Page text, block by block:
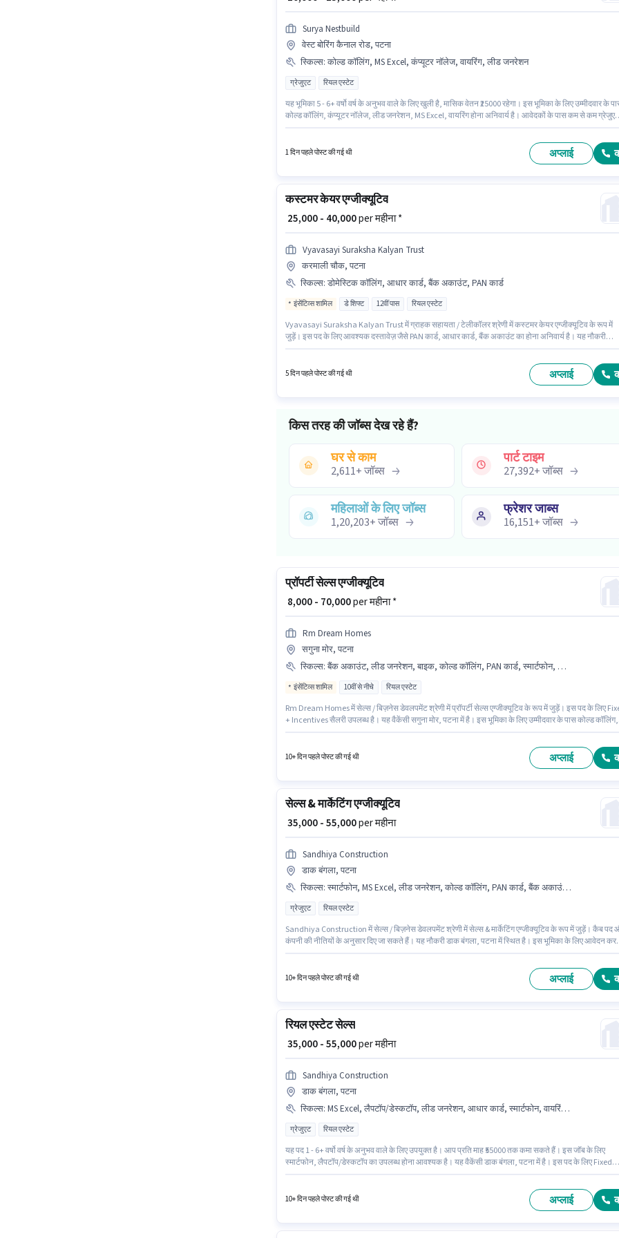
Surya Nestbuild
वेस्ट बोरिंग कैनाल रोड, पटना
स्किल्स: कोल्ड कॉलिंग, MS Excel, कंप्यूटर नॉलेज, वायरिंग, लीड जनरेशन
ग्रेजुएट रियल एस्टेट
यह भूमिका 5 - 6+ वर्षो वर्ष के अनुभव वाले के लिए खुली है, मासिक वेतन ₹25000 रहेगा। इस भूमिका के लिए उम्मीदवार के
कोल्ड कॉलिंग, कंप्यूटर नॉलेज, लीड जनरेशन, MS Excel, वायरिंग होना अनिवार्य है। आवेदकों के पास कम से कम ग्रेजुएट
1 दिन पहले पोस्ट की गई थी अप्लाई
कस्टमर केयर एग्जीक्यूटिव
₹ 25,000 - 40,000per महीना *
Vyavasayi Suraksha Kalyan Trust
करमाली चौक, पटना
स्किल्स: डोमेस्टिक कॉलिंग, आधार कार्ड, बैंक अकाउंट, PAN कार्ड
इंसेंटिव्स शामिल डे शिफ्ट 12वीं पास रियल एस्टेट
Vyavasayi Suraksha Kalyan Trust में ग्राहक सहायता / टेलीकॉलर श्रेणी में कस्टमर केयर एग्जीक्यूटिव के रूप में
जुड़ें। इस पद के लिए आवश्यक दस्तावेज़ जैसे PAN कार्ड, आधार कार्ड, बैंक अकाउंट का होना अनिवार्य है। यह नौकरी
5 दिन पहले पोस्ट की गई थी अप्लाई
किस तरह की जॉब्स देख रहे हैं?
घर से काम
2,611+जॉब्स
पार्ट टाइम
27,392+जॉब्स
महिलाओं के लिए जॉब्स
1,20,203+जॉब्स
फ्रेशर जाब्स
16,151+जॉब्स
प्रॉपर्टी सेल्स एग्जीक्यूटिव
₹ 8,000 - 70,000per महीना *
Rm Dream Homes
सगुना मोर, पटना
स्किल्स: बैंक अकाउंट, लीड जनरेशन, बाइक, कोल्ड कॉलिंग, PAN कार्ड, स्मार्टफोन, वायरिंग, आधार कार्ड
इंसेंटिव्स शामिल 10वीं से नीचे रियल एस्टेट
Rm Dream Homes में सेल्स / बिज़नेस डेवलपमेंट श्रेणी में प्रॉपर्टी सेल्स एग्जीक्यूटिव के रूप में जुड़ें। इस पद के लिए
+ Incentives सैलरी उपलब्ध है। यह वैकेंसी सगुना मोर, पटना में है। इस भूमिका के लिए उम्मीदवार के पास कोल्ड कॉलिंग,
10+ दिन पहले पोस्ट की गई थी अप्लाई
सेल्स & मार्केटिंग एग्जीक्यूटिव
₹ 35,000 - 55,000per महीना
Sandhiya Construction
डाक बंगला, पटना
स्किल्स: स्मार्टफोन, MS Excel, लीड जनरेशन, कोल्ड कॉलिंग, PAN कार्ड, बैंक अकाउंट, कंप्यूटर नॉलेज, आधार कार्ड, वायरिंग
ग्रेजुएट रियल एस्टेट
Sandhiya Construction में सेल्स / बिज़नेस डेवलपमेंट श्रेणी में सेल्स & मार्केटिंग एग्जीक्यूटिव के रूप में जुड़ें। कैब पद
कंपनी की नीतियों के अनुसार दिए जा सकते हैं। यह नौकरी डाक बंगला, पटना में स्थित है। इस भूमिका के लिए आवेदन
10+ दिन पहले पोस्ट की गई थी अप्लाई
रियल एस्टेट सेल्स
₹ 35,000 - 55,000per महीना
Sandhiya Construction
डाक बंगला, पटना
स्किल्स: MS Excel, लैपटॉप/डेस्कटॉप, लीड जनरेशन, आधार कार्ड, स्मार्टफोन, वायरिंग, कोल्ड कॉलिंग, बैंक अकाउंट, कंप्यूटर नॉलेज, PAN कार्ड
ग्रेजुएट रियल एस्टेट
यह पद 1 - 6+ वर्षो वर्ष के अनुभव वाले के लिए उपयुक्त है। आप प्रति माह ₹55000 तक कमा सकते हैं। इस जॉब के लिए
स्मार्टफोन, लैपटॉप/डेस्कटॉप का उपलब्ध होना आवश्यक है। यह वैकेंसी डाक बंगला, पटना में है। इस पद के लिए Fixed
10+ दिन पहले पोस्ट की गई थी अप्लाई